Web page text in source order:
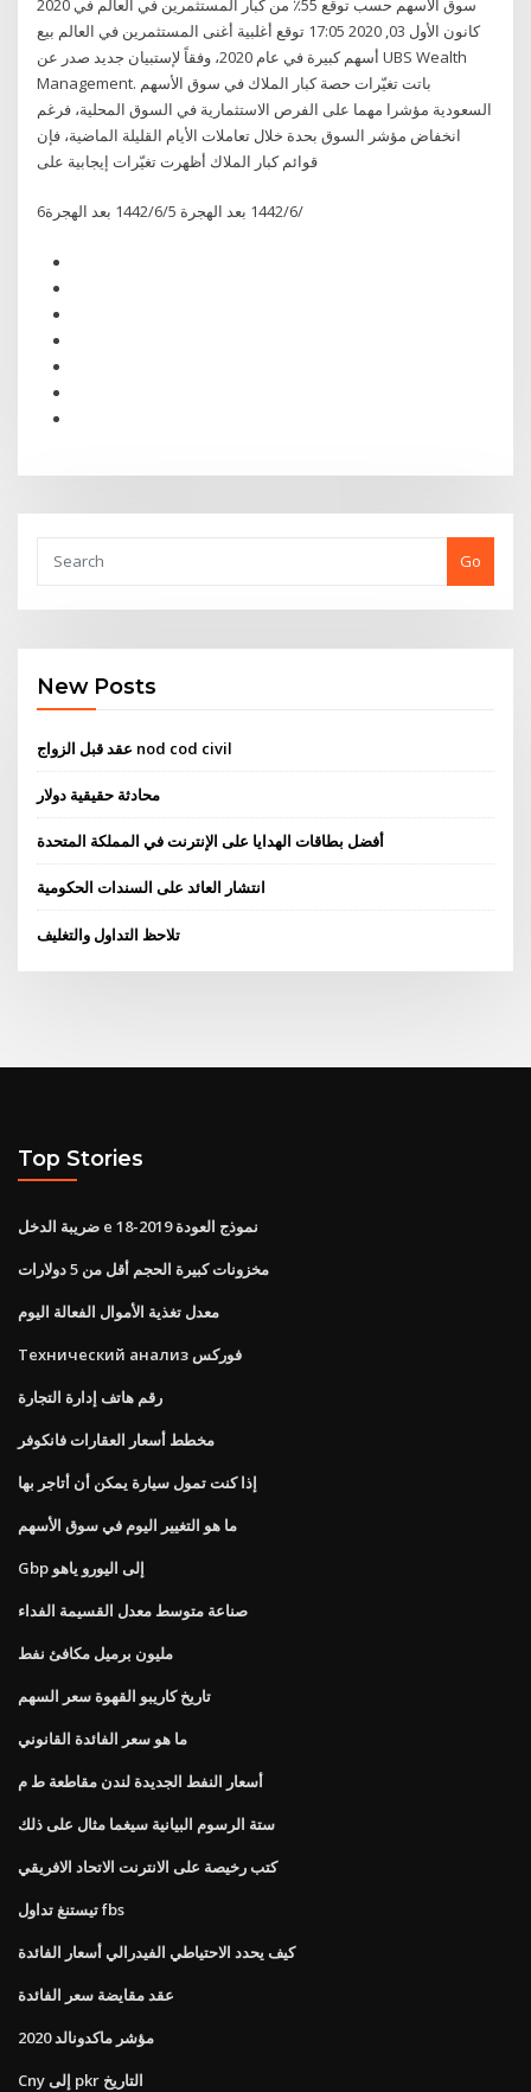
سوق الاسهم حسب توقع 55٪ من كبار المستثمرين في العالم في 2020
كانون الأول 03, 2020 17:05 توقع أغلبية أغنى المستثمرين في العالم بيع
أسهم كبيرة في عام 2020، وفقاً لإستبيان جديد صدر عن UBS Wealth
Management. باتت تغيّرات حصة كبار الملاك في سوق الأسهم
السعودية مؤشرا مهما على الفرص الاستثمارية في السوق المحلية، فرغم
انخفاض مؤشر السوق بحدة خلال تعاملات الأيام القليلة الماضية، فإن
قوائم كبار الملاك أظهرت تغيّرات إيجابية على
6‏‏/6‏‏/1442 بعد الهجرة 5‏‏/6‏‏/1442 بعد الهجرة
Go
New Posts
عقد قبل الزواج nod cod civil
محادثة حقيقية دولار
أفضل بطاقات الهدايا على الإنترنت في المملكة المتحدة
انتشار العائد على السندات الحكومية
تلاحظ التداول والتغليف
Top Stories
ضريبة الدخل e نموذج العودة 2019-18
مخزونات كبيرة الحجم أقل من 5 دولارات
معدل تغذية الأموال الفعالة اليوم
Технический анализ فوركس
رقم هاتف إدارة التجارة
مخطط أسعار العقارات فانكوفر
إذا كنت تمول سيارة يمكن أن أتاجر بها
ما هو التغيير اليوم في سوق الأسهم
Gbp إلى اليورو ياهو
صناعة متوسط ​​معدل القسيمة الفداء
مليون برميل مكافئ نفط
تاريخ كاريبو القهوة سعر السهم
ما هو سعر الفائدة القانوني
أسعار النفط الجديدة لندن مقاطعة ط م
ستة الرسوم البيانية سيغما مثال على ذلك
كتب رخيصة على الانترنت الاتحاد الافريقي
تيستنغ تداول fbs
كيف يحدد الاحتياطي الفيدرالي أسعار الفائدة
عقد مقايضة سعر الفائدة
مؤشر ماكدونالد 2020
Cny إلى pkr التاريخ